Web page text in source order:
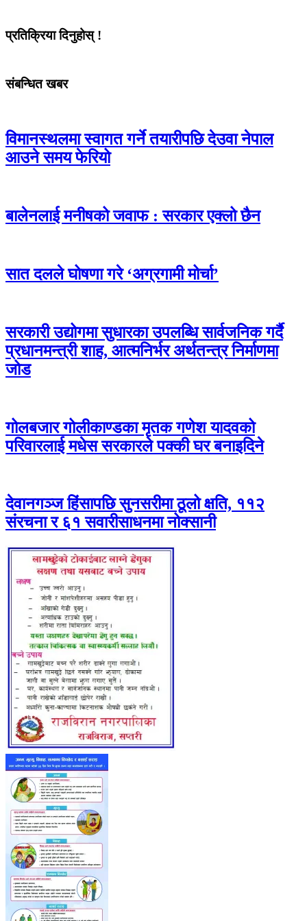
प्रतिक्रिया दिनुहोस् !
संबन्धित खबर
विमानस्थलमा स्वागत गर्ने तयारीपछि देउवा नेपाल
आउने समय फेरियो
बालेनलाई मनीषको जवाफ : सरकार एक्लो छैन
सात दलले घोषणा गरे ‘अग्रगामी मोर्चा’
सरकारी उद्योगमा सुधारका उपलब्धि सार्वजनिक गर्दै
प्रधानमन्त्री शाह, आत्मनिर्भर अर्थतन्त्र निर्माणमा
जोड
गोलबजार गोलीकाण्डका मृतक गणेश यादवको
परिवारलाई मधेस सरकारले पक्की घर बनाइदिने
देवानगञ्ज हिंसापछि सुनसरीमा ठूलो क्षति, ११२
संरचना र ६१ सवारीसाधनमा नोक्सानी